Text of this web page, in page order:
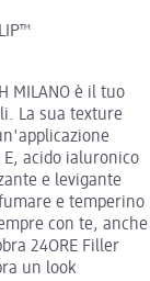
MILANO è il tuo
La sua texture
acido ialuronico
e levigante
e temperino
con te, anche
24ORE Filler
un look